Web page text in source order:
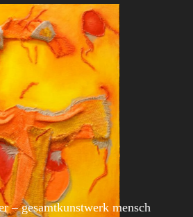
– gesamtkunstwerk mensch